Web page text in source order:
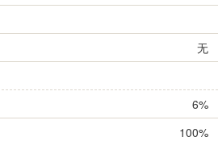
无
6%
100%